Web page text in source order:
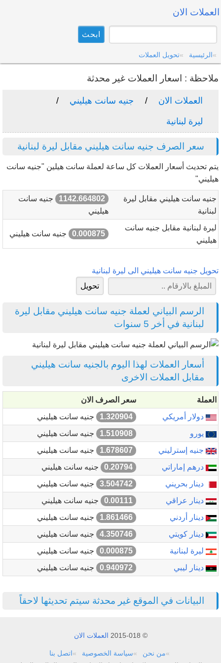
العملات الان
الرئيسية تحويل العملات
ملاحظة : اسعار العملات غير محدثة
العملات الان جنيه سانت هيليني
ليرة لبنانية
سعر الصرف جنيه سانت هيليني مقابل ليرة لبنانية
يتم تحديث أسعار العملات كل ساعة لعملة سانت هيلين "جنيه سانت
هيليني"
جنيه سانت هيليني مقابل ليرة
لبنانية
1142.664802
جنيه سانت
هيليني
ليرة لبنانية مقابل جنيه سانت
هيليني
0.000875 جنيه سانت هيليني
تحويل جنيه سانت هيليني الى ليرة لبنانية
الرسم البياني لعملة جنيه سانت هيليني مقابل ليرة
لبنانية في أخر 5 سنوات
أسعار العملات لهذا اليوم بالجنيه سانت هيليني
مقابل العملات الاخرى
العملة
سعر الصرف الان
دولار أمريكي
1.320904
جنيه سانت هيليني
يورو
1.510908
جنيه سانت هيليني
جنيه إسترليني
1.678607
جنيه سانت هيليني
درهم إماراتي
0.20794
جنيه سانت هيليني
دينار بحريني
3.504742
جنيه سانت هيليني
دينار عراقي
0.00111
جنيه سانت هيليني
دينار أردني
1.861466
جنيه سانت هيليني
دينار كويتي
4.350746
جنيه سانت هيليني
ليرة لبنانية
0.000875
جنيه سانت هيليني
دينار ليبي
0.940972 جنيه سانت هيليني
البيانات في الموقع غير محدثة سيتم تحديثها لاحقاً
© 2015-018 العملات الان
من نحن سياسة الخصوصية
اتصل بنا